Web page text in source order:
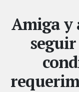
Amiga y